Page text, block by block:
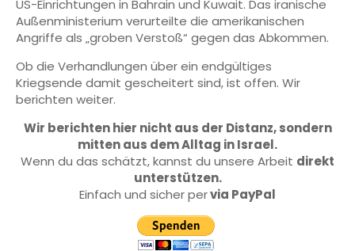
US-Einrichtungen in Bahrain und Kuwait. Das iranische
Außenministerium verurteilte die amerikanischen
Angriffe als „groben Verstoß“ gegen das Abkommen.
Ob die Verhandlungen über ein endgültiges
Kriegsende damit gescheitert sind, ist offen. Wir
berichten weiter.
Wir berichten hier nicht aus der Distanz, sondern
mitten aus dem Alltag in Israel.
Wenn du das schätzt, kannst du unsere Arbeit direkt
unterstützen.
Einfach und sicher pervia PayPal